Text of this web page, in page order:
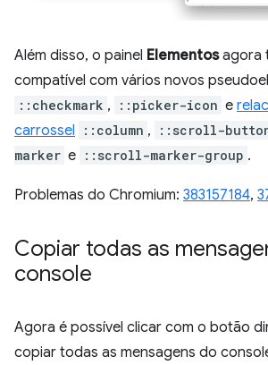
Além disso, o painel Elementosagora
compatível com vários novos
::checkmark , ::picker-icon e
carrossel
::column , ::scroll-
marker e ::scroll-marker-group .
Problemas do Chromium: 383157184,
Copiar todas as
console
Agora é possível clicar com o botão
copiar todas as mensagens do